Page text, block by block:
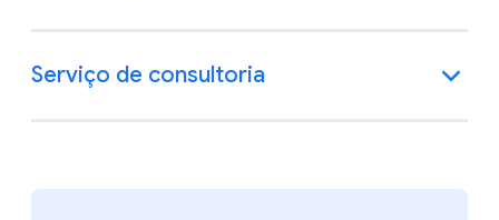
Serviço de consultoria